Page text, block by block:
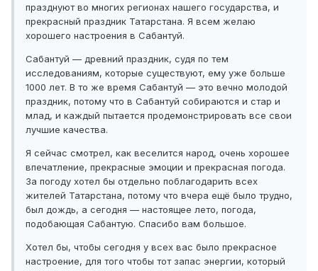
празднуют во многих регионах нашего государства, и
прекрасный праздник Татарстана. Я всем желаю
хорошего настроения в Сабантуй.
Сабантуй — древний праздник, судя по тем
исследованиям, которые существуют, ему уже больше
1000 лет. В то же время Сабантуй — это вечно молодой
праздник, потому что в Сабантуй собираются и стар и
млад, и каждый пытается продемонстрировать все свои
лучшие качества.
Я сейчас смотрел, как веселится народ, очень хорошее
впечатление, прекрасные эмоции и прекрасная погода.
За погоду хотел бы отдельно поблагодарить всех
жителей Татарстана, потому что вчера ещё было трудно,
был дождь, а сегодня — настоящее лето, погода,
подобающая Сабантую. Спасибо вам большое.
Хотел бы, чтобы сегодня у всех вас было прекрасное
настроение, для того чтобы тот запас энергии, который